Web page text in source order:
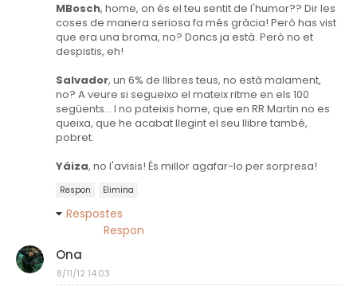
MBosch, home, on és el teu sentit de l'humor?? Dir les
coses de manera seriosa fa més gràcia! Però has vist
que era una broma, no? Doncs ja està. Però no et
despistis, eh!
Salvador, un 6% de llibres teus, no està malament,
no? A veure si segueixo el mateix ritme en els 100
següents... I no pateixis home, que en RR Martin no es
queixa, que he acabat llegint el seu llibre també,
pobret.
Yáiza, no l'avisis! És millor agafar-lo per sorpresa!
Respon Elimina
Respostes
Respon
Ona
8/11/12 14:03